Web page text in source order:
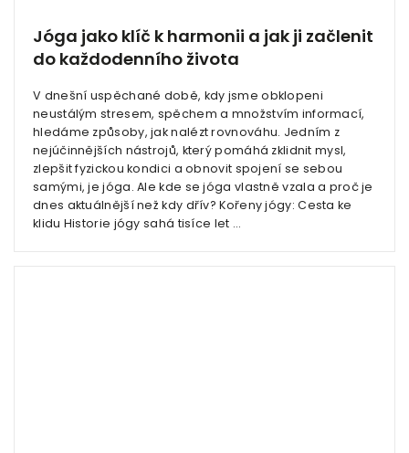
Jóga jako klíč k harmonii a jak ji začlenit
do každodenního života
V dnešní uspěchané době, kdy jsme obklopeni
neustálým stresem, spěchem a množstvím informací,
hledáme způsoby, jak nalézt rovnováhu. Jedním z
nejúčinnějších nástrojů, který pomáhá zklidnit mysl,
zlepšit fyzickou kondici a obnovit spojení se sebou
samými, je jóga. Ale kde se jóga vlastně vzala a proč je
dnes aktuálnější než kdy dřív? Kořeny jógy: Cesta ke
klidu Historie jógy sahá tisíce let ...